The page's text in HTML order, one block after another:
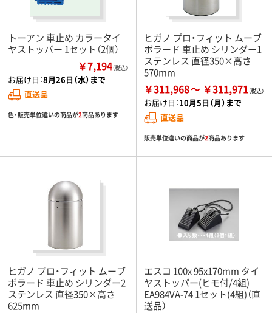
トーアン 車止め カラータイ
ヤストッパー 1セット（2個）
￥7,194（税込）
お届け日：8月26日（水）まで
直送品
色・販売単位違いの商品が2商品あります
ヒガノ プロ・フィット ムーブ
ボラード 車止め シリンダー1
ステンレス 直径350×高さ
570mm
￥311,968 ￥311,971
お届け日：10月5日（月）まで
直送品
販売単位違いの商品が2商品あります
ヒガノ プロ・フィット ムーブ
ボラード 車止め シリンダー2
ステンレス 直径350×高さ
625mm
エスコ 100x 95x170mm タイ
ヤストッパー(ヒモ付/4組)
EA984VA-74 1セット(4組)（直
送品）